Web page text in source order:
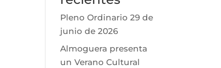
Pleno Ordinario 29 de
junio de 2026
Almoguera presenta
un Verano Cultural